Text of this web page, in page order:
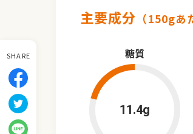
SHARE
主要成分 （150gあ
11.4g
糖質